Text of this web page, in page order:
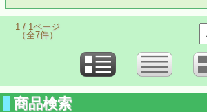
1 / 1ページ
（全7件）
商品検索